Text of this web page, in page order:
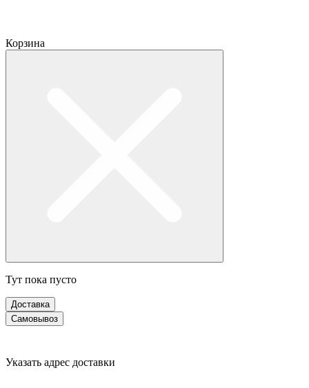
Корзина
Тут пока пусто
Доставка
Самовывоз
Указать адрес доставки